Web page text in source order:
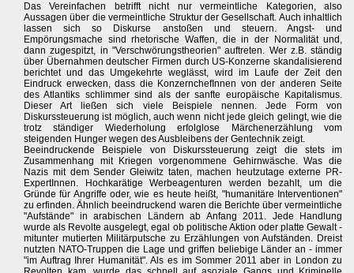
Das Vereinfachen betrifft nicht nur vermeintliche Kategorien, also
Aussagen über die vermeintliche Struktur der Gesellschaft. Auch inhaltlich
lassen sich so Diskurse anstoßen und steuern. Angst- und
Empörungsmache sind rhetorische Waffen, die in der Normalität und,
dann zugespitzt, in "Verschwörungstheorien" auftreten. Wer z.B. ständig
über Übernahmen deutscher Firmen durch US-Konzerne skandalisierend
berichtet und das Umgekehrte weglässt, wird im Laufe der Zeit den
Eindruck erwecken, dass die KonzernchefInnen von der anderen Seite
des Atlantiks schlimmer sind als der sanfte europäische Kapitalismus.
Dieser Art ließen sich viele Beispiele nennen. Jede Form von
Diskurssteuerung ist möglich, auch wenn nicht jede gleich gelingt, wie die
trotz ständiger Wiederholung erfolglose Märchenerzählung vom
steigenden Hunger wegen des Ausbleibens der Gentechnik zeigt.
Beeindruckende Beispiele von Diskurssteuerung zeigt die stets im
Zusammenhang mit Kriegen vorgenommene Gehirnwäsche. Was die
Nazis mit dem Sender Gleiwitz taten, machen heutzutage externe PR-
ExpertInnen. Hochkarätige Werbeagenturen werden bezahlt, um die
Gründe für Angriffe oder, wie es heute heißt, "humanitäre Interventionen"
zu erfinden. Ähnlich beeindruckend waren die Berichte über vermeintliche
"Aufstände" in arabischen Ländern ab Anfang 2011. Jede Handlung
wurde als Revolte ausgelegt, egal ob politische Aktion oder platte Gewalt -
mitunter mutierten Militärputsche zu Erzählungen von Aufständen. Dreist
nutzten NATO-Truppen die Lage und griffen beliebige Länder an - immer
"im Auftrag Ihrer Humanität". Als es im Sommer 2011 aber in London zu